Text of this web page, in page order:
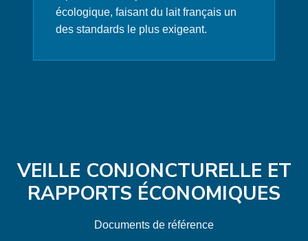
écologique, faisant du lait français un
des standards le plus exigeant.
VEILLE CONJONCTURELLE ET
RAPPORTS ÉCONOMIQUES
Documents de référence